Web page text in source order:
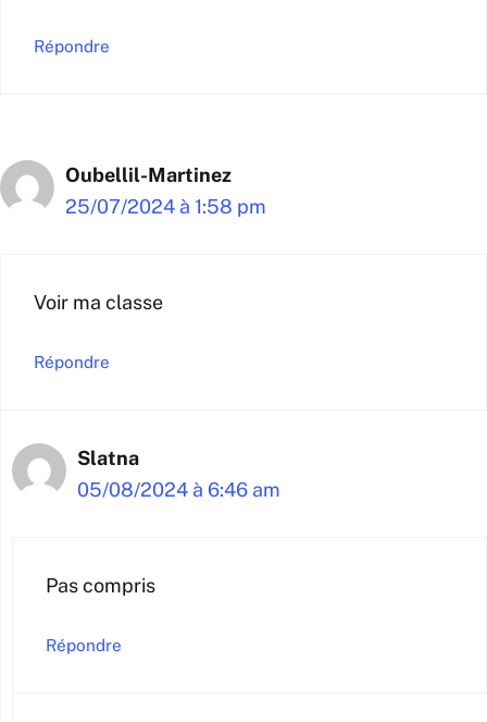
Répondre
Oubellil-Martinez
25/07/2024 à 1:58 pm
Voir ma classe
Répondre
Slatna
05/08/2024 à 6:46 am
Pas compris
Répondre